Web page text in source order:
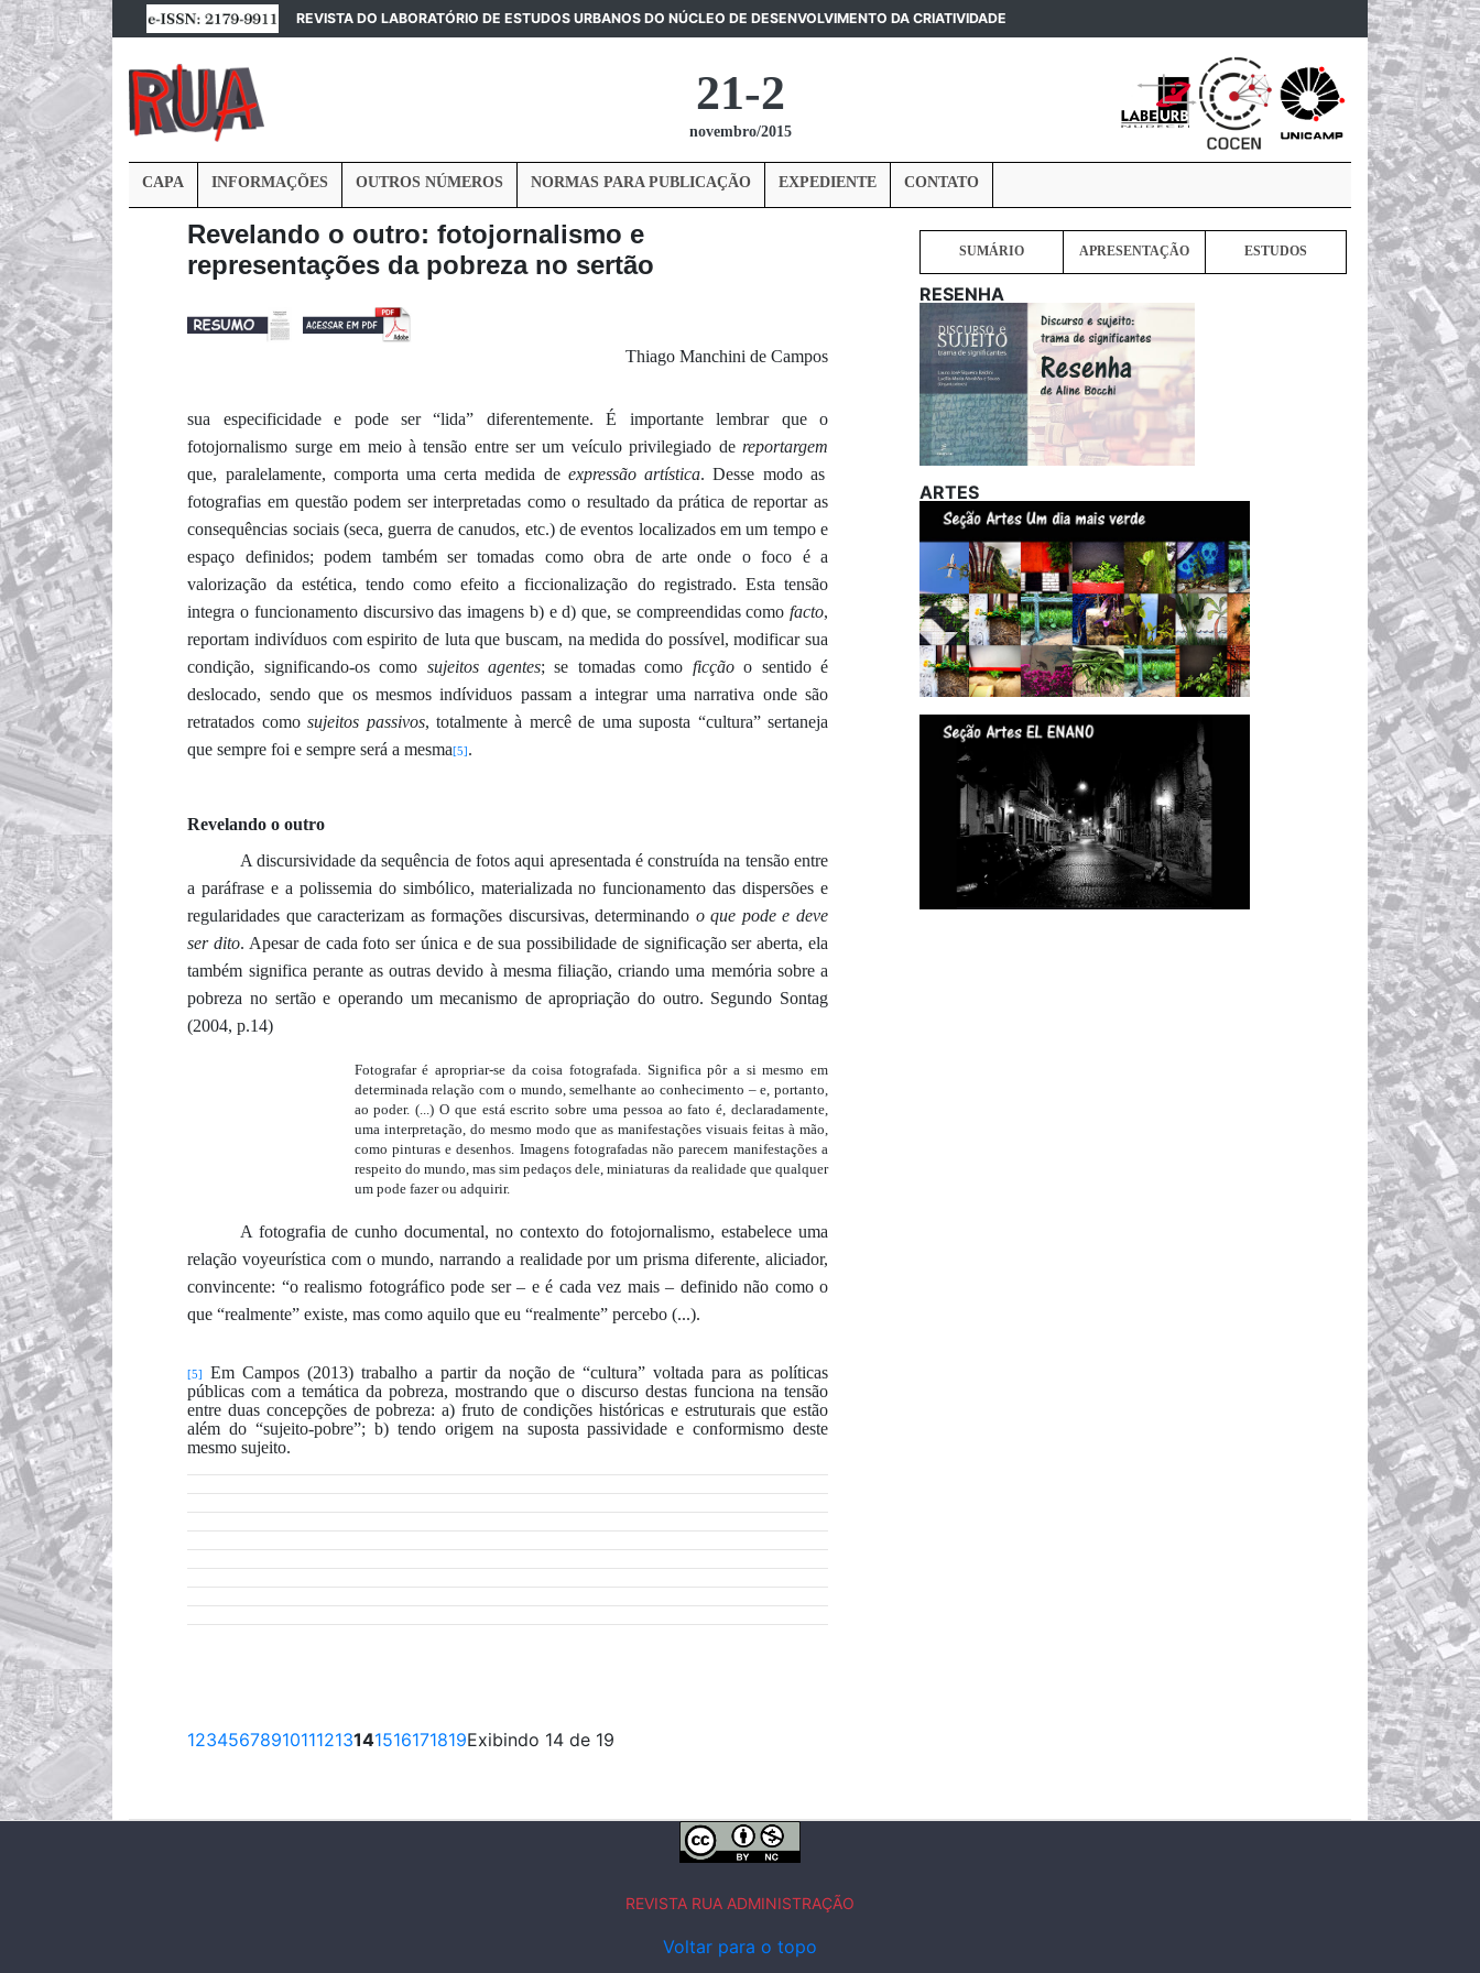
REVISTA DO LABORATÓRIO DE ESTUDOS URBANOS DO NÚCLEO DE DESENVOLVIMENTO DA CRIATIVIDADE
21-2
novembro/2015
CAPA INFORMAÇÕES OUTROS NÚMEROS NORMAS PARA PUBLICAÇÃO EXPEDIENTE CONTATO
Revelando o outro: fotojornalismo e
representações da pobreza no sertão
Thiago Manchini de Campos
sua especificidade e pode ser “lida” diferentemente.É importante lembrar queo
fotojornalismo surge em meio à tensão entre ser um veículo privilegiado de reportargem
que, paralelamente, comporta uma certa medida de expressão artística. Desse modoas
fotografias em questão podem ser interpretadas como o resultado da prática de reportar as
consequências sociais (seca, guerra de canudos, etc.) deeventos localizados em um tempo e
espaço definidos; podem também ser tomadas como obra de arte onde o foco é a
valorização da estética, tendo como efeito aficcionalização do registrado. Esta tensão
integra o funcionamento discursivo das imagens b) e d) que, se compreendidas comofacto,
reportam indivíduos com espirito de lutaque buscam, na medida do possível, modificar sua
condição, significando-os como sujeitos agentes; se tomadas como ficçãoo sentido é
deslocado, sendo que os mesmosindíviduos passam a integrar uma narrativa onde são
retratados comosujeitos passivos, totalmente à mercê de uma suposta “cultura” sertaneja
que sempre foi e sempre será a mesma[5] .
Revelando o outro
A discursividadeda sequência de fotos aqui apresentada é construída na tensão entre
a paráfrase e a polissemia do simbólico, materializada no funcionamento das dispersões e
regularidades que caracterizam as formações discursivas, determinando o que pode e deve
ser dito. Apesar de cada foto ser única e de sua possibilidade de significação ser aberta, ela
também significa perante as outras devido à mesma filiação, criando uma memória sobre a
pobrezano sertão e operando um mecanismo de apropriação do outro. Segundo Sontag
(2004, p.14)
Fotografar é apropriar-se da coisa fotografada. Significa pôr a si mesmo em
determinada relação com o mundo, semelhante ao conhecimento – e, portanto,
ao poder. (...) O que está escrito sobre uma pessoa ao fato é, declaradamente,
uma interpretação, do mesmo modo que as manifestações visuais feitas à mão,
como pinturas e desenhos. Imagens fotografadas não parecem manifestações a
respeito do mundo, mas sim pedaços dele, miniaturas da realidade que qualquer
um pode fazer ou adquirir.
A fotografia de cunho documental, no contextodo fotojornalismo, estabelece uma
relação voyeurística com o mundo, narrando a realidade por um prisma diferente, aliciador,
convincente: “o realismo fotográfico pode ser – e é cada vez mais – definido não como o
que “realmente” existe, mas como aquilo que eu “realmente” percebo (...).
[5] Em Campos (2013) trabalho a partir da noção de“cultura” voltada para as políticas
públicas com a temática da pobreza, mostrando que o discurso destas funciona na tensão
entre duas concepções de pobreza: a) fruto de condições históricas e estruturais que estão
além do “sujeito-pobre”; b) tendo origem na suposta passividade e conformismo deste
mesmo sujeito.
12345678910111213141516171819Exibindo 14 de 19
SUMÁRIO APRESENTAÇÃO ESTUDOS
RESENHA
ARTES
REVISTA RUA ADMINISTRAÇÃO
Voltar para o topo